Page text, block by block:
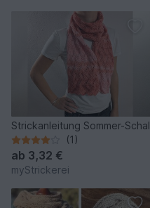
Strickanleitung Sommer-Schal
(1)
ab 3,32 €
myStrickerei